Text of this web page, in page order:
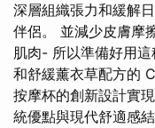
深層組織張力和緩解
伴侶。 並減少皮膚摩
肌肉- 所以準備好用
和舒緩薰衣草配方的
按摩杯的創新設計實
統優點與現代舒適感